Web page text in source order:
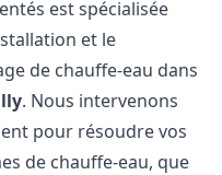
est spécialisée
et le
de chauffe-eau dans
. Nous intervenons
pour résoudre vos
de chauffe-eau, que